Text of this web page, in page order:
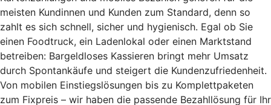
meisten Kundinnen und Kunden zum Standard, denn so
zahlt es sich schnell, sicher und hygienisch. Egal ob Sie
einen Foodtruck, ein Ladenlokal oder einen Marktstand
betreiben: Bargeldloses Kassieren bringt mehr Umsatz
durch Spontankäufe und steigert die Kundenzufriedenheit.
Von mobilen Einstiegslösungen bis zu Komplettpaketen
zum Fixpreis – wir haben die passende Bezahllösung für Ihr